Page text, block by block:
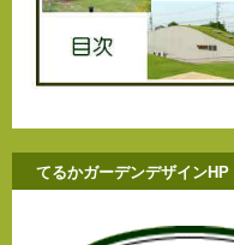
てるかガーデンデザインHP